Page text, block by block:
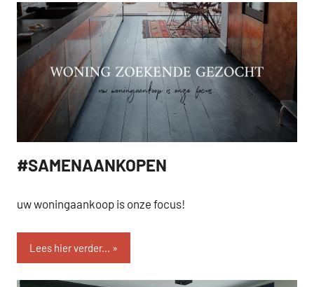
SEVEN.
#SAMENAANKOPEN
uw woningaankoop is onze focus!
Lees hier verder...